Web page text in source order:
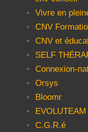
Vivre en
CNV
CNV et
SELF
Connexion-
Orsys
Bloomr
EVOLUTEAM
C.G.R.é